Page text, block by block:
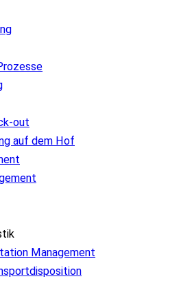
out
auf dem Hof
Management